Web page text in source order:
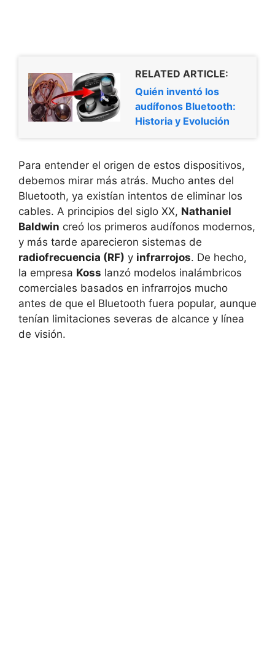
RELATED ARTICLE:
Quién inventó los
audífonos Bluetooth:
Historia y Evolución
Para entender el origen de estos dispositivos,
debemos mirar más atrás. Mucho antes del
Bluetooth, ya existían intentos de eliminar los
cables. A principios del siglo XX, Nathaniel
Baldwin creó los primeros audífonos modernos,
y más tarde aparecieron sistemas de
radiofrecuencia (RF) y infrarrojos. De hecho,
la empresa Koss lanzó modelos inalámbricos
comerciales basados en infrarrojos mucho
antes de que el Bluetooth fuera popular, aunque
tenían limitaciones severas de alcance y línea
de visión.